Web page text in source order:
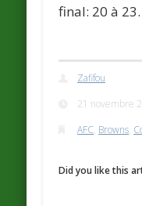
final: 20 à 23.
Zafifou
21 novembre
AFC, Browns,
Did you like this